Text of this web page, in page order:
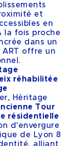
et
en
la fois proche
dans un
offre un
réhabilitée
Héritage
Tour
résidentielle
d’envergure
de Lyon 8
alliant